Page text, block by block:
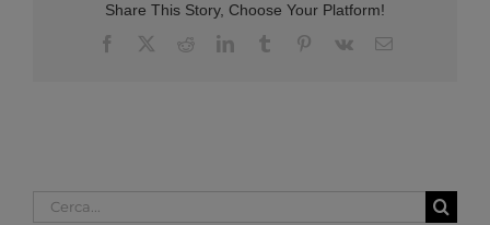
Share This Story, Choose Your Platform!
Facebook
RedditLinkedInTumblr Pinterest
Vk Email
Cerca